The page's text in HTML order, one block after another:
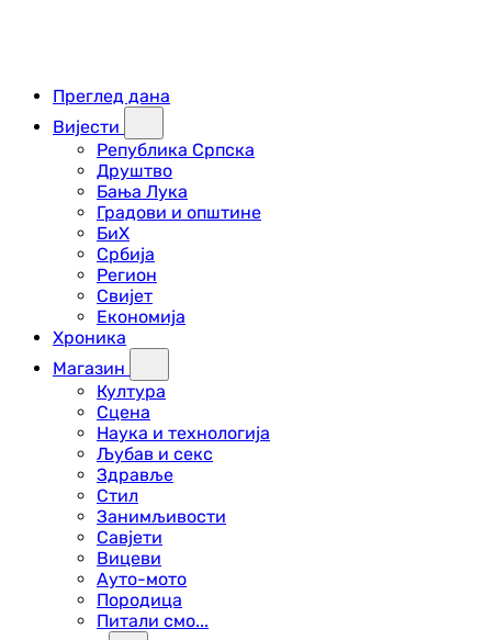
Преглед дана
Вијести
Република Српска
Друштво
Бања Лука
Градови и општине
БиХ
Србија
Регион
Свијет
Економија
Хроника
Магазин
Култура
Сцена
Наука и технологија
Љубав и секс
Здравље
Стил
Занимљивости
Савјети
Вицеви
Ауто-мото
Породица
Питали смо...